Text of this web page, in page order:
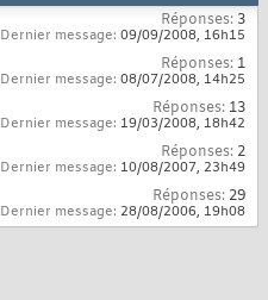
Réponses: 3
Dernier message: 09/09/2008, 16h15
Réponses: 1
Dernier message: 08/07/2008, 14h25
Réponses: 13
Dernier message: 19/03/2008, 18h42
Réponses: 2
Dernier message: 10/08/2007, 23h49
Réponses: 29
Dernier message: 28/08/2006, 19h08